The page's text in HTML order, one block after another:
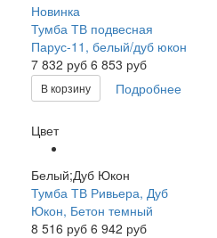
Новинка
Тумба ТВ подвесная
Парус-11, белый/дуб юкон
7 832 руб 6 853 руб
В корзину Подробнее
Цвет
Белый;Дуб Юкон
Тумба ТВ Ривьера, Дуб
Юкон, Бетон темный
8 516 руб 6 942 руб